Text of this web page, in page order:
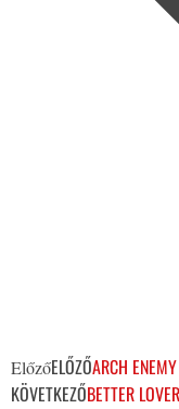
ElőzőELŐZŐARCH
KÖVETKEZŐBETTER